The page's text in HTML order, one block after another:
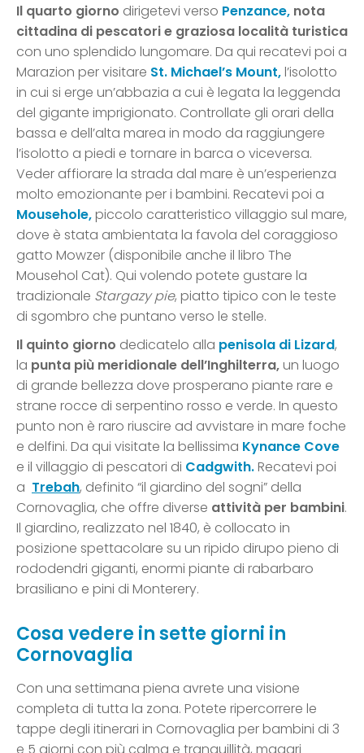
Il quarto giorno dirigetevi verso Penzance, nota
cittadina di pescatori e graziosa località turistica
con uno splendido lungomare. Da qui recatevi poi a
Marazion per visitare St. Michael’s Mount,l’isolotto
in cui si erge un’abbazia a cui è legata la leggenda
del gigante imprigionato. Controllate gli orari della
bassa e dell’alta marea in modo da raggiungere
l’isolotto a piedi e tornare in barca o viceversa.
Veder affiorare la strada dal mare è un’esperienza
molto emozionante per i bambini. Recatevi poi a
Mousehole,piccolo caratteristico villaggio sul mare,
dove è stata ambientata la favola del coraggioso
gatto Mowzer (disponibile anche il libro The
Mousehol Cat). Qui volendo potete gustare la
tradizionale Stargazy pie, piatto tipico con le teste
di sgombro che puntano verso le stelle.
Il quinto giorno dedicatelo alla penisola di Lizard,
la punta più meridionale dell’Inghilterra,un luogo
di grande bellezza dove prosperano piante rare e
strane rocce di serpentino rosso e verde. In questo
punto non è raro riuscire ad avvistare in mare foche
e delfini. Da qui visitate la bellissima Kynance Cove
e il villaggio di pescatori di Cadgwith.Recatevi poi
a Trebah, definito “il giardino del sogni” della
Cornovaglia, che offre diverse attività per bambini.
Il giardino, realizzato nel 1840, è collocato in
posizione spettacolare su un ripido dirupo pieno di
rododendri giganti, enormi piante di rabarbaro
brasiliano e pini di Monterery.
Cosa vedere in sette giorni in
Cornovaglia
Con una settimana piena avrete una visione
completa di tutta la zona. Potete ripercorrere le
tappe degli itinerari in Cornovaglia per bambini di 3